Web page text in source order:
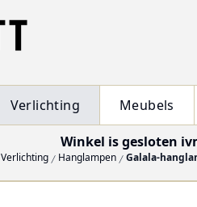
Verlichting Meubels
Winkel is gesloten
Verlichting Hanglampen Galala-